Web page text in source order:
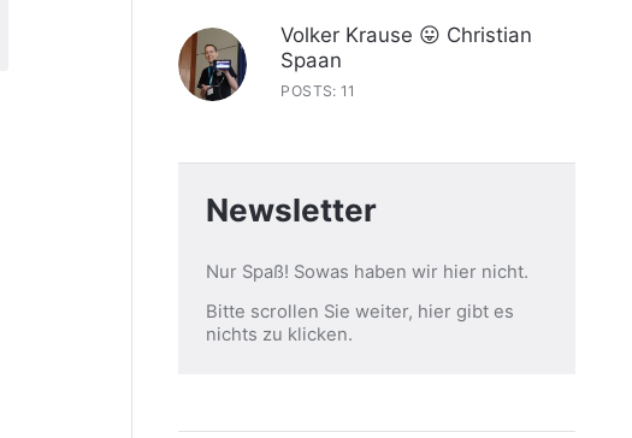
Volker Krause 😛 Christian
Spaan
POSTS: 11
Newsletter
Nur Spaß! Sowas haben wir hier nicht.
Bitte scrollen Sie weiter, hier gibt es
nichts zu klicken.